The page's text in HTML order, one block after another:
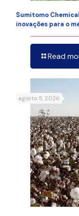
Sumitomo
inovações para o
Read
agosto 5, 2026